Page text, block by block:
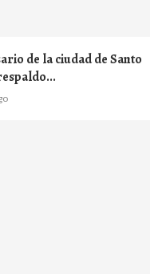
de la ciudad de Santo